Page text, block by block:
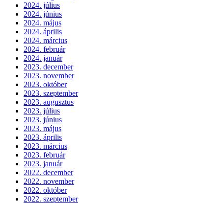
2024. július
2024. június
2024. május
2024. április
2024. március
2024. február
2024. január
2023. december
2023. november
2023. október
2023. szeptember
2023. augusztus
2023. július
2023. június
2023. május
2023. április
2023. március
2023. február
2023. január
2022. december
2022. november
2022. október
2022. szeptember